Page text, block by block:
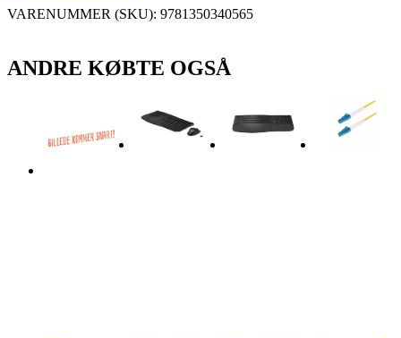
VARENUMMER (SKU): 9781350340565
ANDRE KØBTE OGSÅ